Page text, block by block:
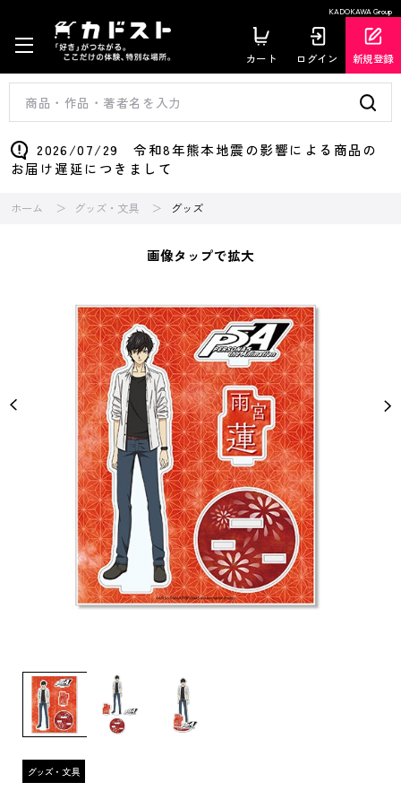
KADOKAWA Group
カート ログイン 新規登録
2026/07/29 令和8年熊本地震の影響による商品の
お届け遅延につきまして
ホーム グッズ・文具 グッズ
画像タップで拡大